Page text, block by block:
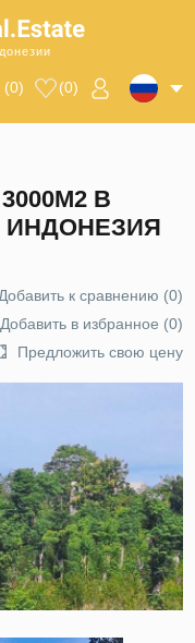
(0) (0)
В
ИНДОНЕЗИЯ
Добавить к сравнению (0)
Добавить в избранное (0)
Предложить свою цену